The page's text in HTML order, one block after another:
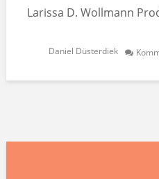
Larissa D. Wollmann
Daniel Düsterdiek